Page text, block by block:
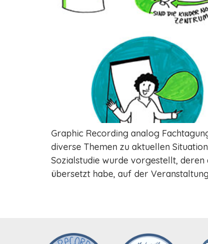
Graphic Recording analog
diverse Themen zu aktuellen
Sozialstudie wurde vorgestellt,
übersetzt habe, auf der